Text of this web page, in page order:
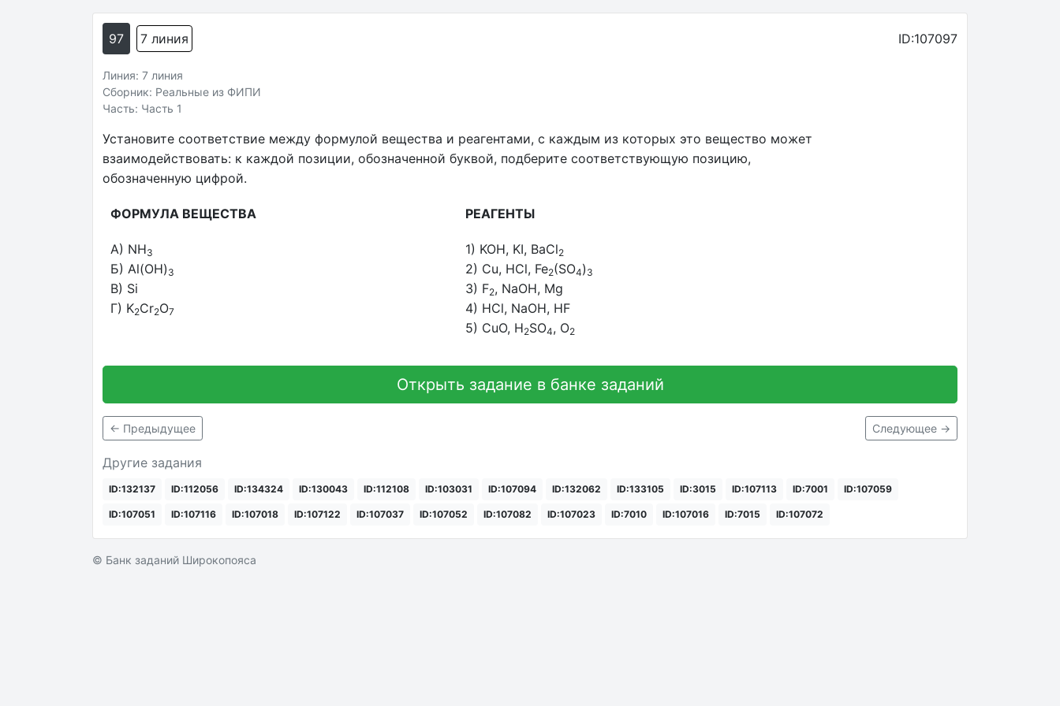
97 7 линия ID:107097
Линия: 7 линия
Сборник: Реальные из ФИПИ
Часть: Часть 1
Установите соответствие между формулой вещества и реагентами, с каждым из которых это вещество может
взаимодействовать: к каждой позиции, обозначенной буквой, подберите соответствующую позицию,
обозначенную цифрой.
ФОРМУЛА ВЕЩЕСТВА РЕАГЕНТЫ
A) NH3
Б) Al(OH) 3
В) Si
Г) K2Cr2O7
1) KOH, KI, BaCl2
2) Cu, HCl, Fe2(SO4) 3
3) F2, NaOH, Mg
4) HCl, NaOH, HF
5) CuO, H2SO4, O2
Открыть задание в банке заданий
← Предыдущее Следующее →
Другие задания
ID:132137 ID:112056 ID:134324 ID:130043 ID:112108 ID:103031 ID:107094 ID:132062 ID:133105 ID:3015 ID:107113 ID:7001 ID:107059
ID:107051 ID:107116 ID:107018 ID:107122 ID:107037 ID:107052 ID:107082 ID:107023 ID:7010 ID:107016 ID:7015 ID:107072
© Банк заданий Широкопояса